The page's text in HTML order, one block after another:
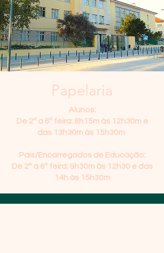
Papelaria
Alunos:
De 2ª a 6ª feira: 8h15m às 12h30m e
das 13h30m às 15h30m
Pais/Encarregados de Educação:
De 2ª a 6ª feira: 9h30m às 12h30 e das
14h às 15h30m